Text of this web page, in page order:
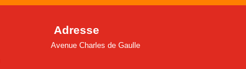
Adresse
Avenue Charles de Gaulle